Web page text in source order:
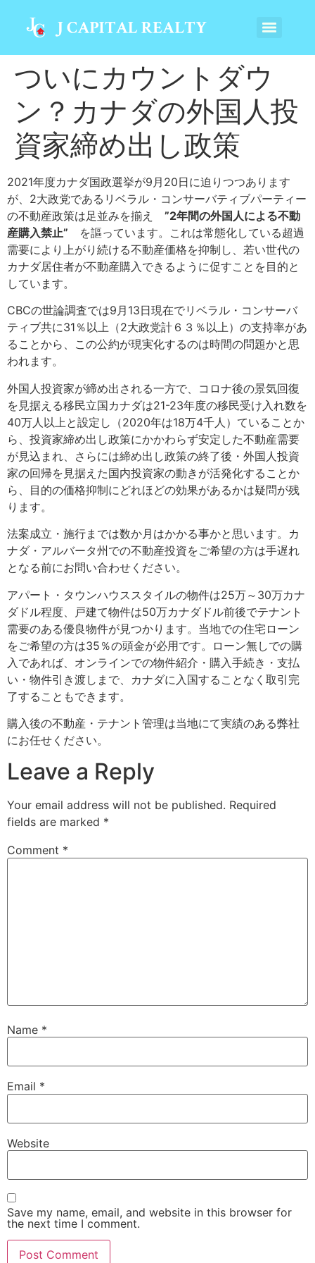
ついにカウントダウ
ン？カナダの外国人投
資家締め出し政策
2021年度カナダ国政選挙が9月20日に迫りつつあります
が、2大政党であるリベラル・コンサーバティブパーティー
の不動産政策は足並みを揃え ”2年間の外国人による不動
産購入禁止” を謳っています。これは常態化している超過
需要により上がり続ける不動産価格を抑制し、若い世代の
カナダ居住者が不動産購入できるように促すことを目的と
しています。
CBCの世論調査では9月13日現在でリベラル・コンサーバ
ティブ共に31％以上（2大政党計６３％以上）の支持率があ
ることから、この公約が現実化するのは時間の問題かと思
われます。
外国人投資家が締め出される一方で、コロナ後の景気回復
を見据える移民立国カナダは21-23年度の移民受け入れ数を
40万人以上と設定し（2020年は18万4千人）ていることか
ら、投資家締め出し政策にかかわらず安定した不動産需要
が見込まれ、さらには締め出し政策の終了後・外国人投資
家の回帰を見据えた国内投資家の動きが活発化することか
ら、目的の価格抑制にどれほどの効果があるかは疑問が残
ります。
法案成立・施行までは数か月はかかる事かと思います。カ
ナダ・アルバータ州での不動産投資をご希望の方は手遅れ
となる前にお問い合わせください。
アパート・タウンハウススタイルの物件は25万～30万カナ
ダドル程度、戸建て物件は50万カナダドル前後でテナント
需要のある優良物件が見つかります。当地での住宅ローン
をご希望の方は35％の頭金が必用です。ローン無しでの購
入であれば、オンラインでの物件紹介・購入手続き・支払
い・物件引き渡しまで、カナダに入国することなく取引完
了することもできます。
購入後の不動産・テナント管理は当地にて実績のある弊社
にお任せください。
Leave a Reply
Your email address will not be published. Required
fields are marked *
Comment *
Name *
Email *
Website
Save my name, email, and website in this browser for
the next time I comment.